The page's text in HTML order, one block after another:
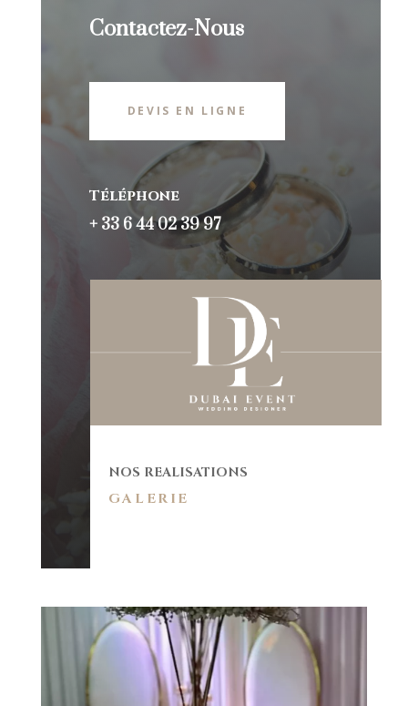
Contactez-Nous
DEVIS EN LIGNE
Téléphone
+ 33 6 44 02 39 97
NOS REALISATIONS
GALERIE